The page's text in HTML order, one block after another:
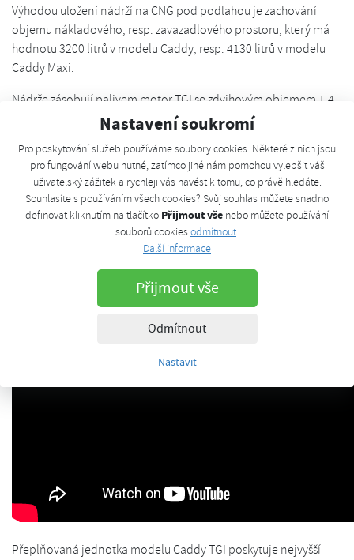
Nastavení soukromí
Pro poskytování služeb používáme soubory cookies. Některé z nich jsou
pro fungování webu nutné, zatímco jiné nám pomohou vylepšit váš
uživatelský zážitek a rychleji vás navést k tomu, co právě hledáte.
Souhlasíte s používáním všech cookies? Svůj souhlas můžete snadno
definovat kliknutím na tlačítko Přijmout vše nebo můžete používání
souborů cookies odmítnout.
Další informace
Přijmout vše
Odmítnout
Nastavit
Výhodou uložení nádrží na CNG pod podlahou je zachování
objemu nákladového, resp. zavazadlového prostoru, který má
hodnotu 3200 litrů v modelu Caddy, resp. 4130 litrů v modelu
Caddy Maxi.
Nádrže zásobují palivem motor TGI se zdvihovým objemem 1,4
litru, který splňuje emisní normu EU 6. Základem konstrukce je
byly upraveny mimo jiné hlava válců, ventilový rozvod, klikový
mechanismus, písty, palivový systém a ventily. Vývojáři
optimalizovali také řídicí jednotku motoru, katalyzátor a
výfukové turbodmychadlo. S možností pohonu na stlačený
zemní plyn se počítalo již od prvních fází vývoje řady zážehových
Přeplňovaná jednotka modelu Caddy TGI poskytuje nejvyšší